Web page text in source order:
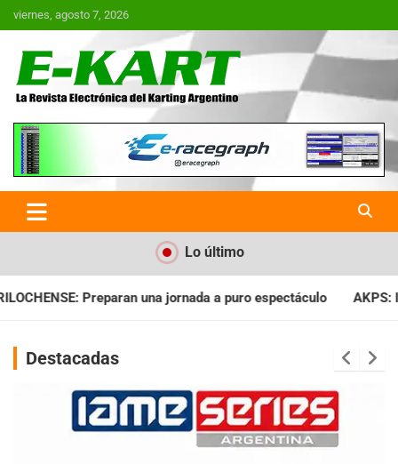
Saltar
al
viernes, agosto 7, 2026
E-Kart.com.ar | La Revista
Electrónica del Karting en
Argentina
Lo último
espectáculo AKPS: Intervino la IGJ y oficializó el llamado
Destacadas